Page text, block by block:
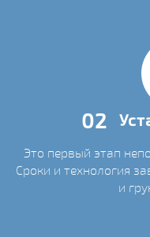
02
Это первый этап
Сроки и технология
и